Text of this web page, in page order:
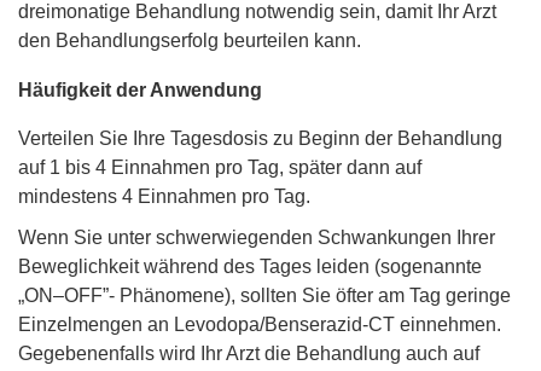
dreimonatige Behandlung notwendig sein, damit Ihr Arzt
den Behandlungserfolg beurteilen kann.
Häufigkeit der Anwendung
Verteilen Sie Ihre Tagesdosis zu Beginn der Behandlung
auf 1 bis 4 Einnahmen pro Tag, später dann auf
mindestens 4 Einnahmen pro Tag.
Wenn Sie unter schwerwiegenden Schwankungen Ihrer
Beweglichkeit während des Tages leiden (sogenannte
„ON–OFF”- Phänomene), sollten Sie öfter am Tag geringe
Einzelmengen an Levodopa/Benserazid-CT einnehmen.
Gegebenenfalls wird Ihr Arzt die Behandlung auch auf